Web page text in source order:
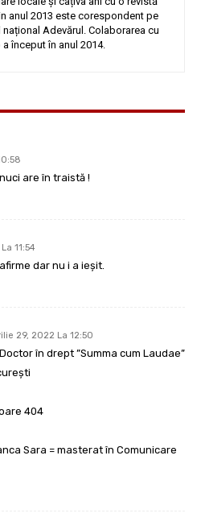
anul 2013 este corespondent pe
Adevărul. Colaborarea cu
început în anul 2014.
are în traistă !
11:54
dar nu i a ieșit.
29, 2022 La 12:50
în drept ”Summa cum Laudae”
404
Sara = masterat în Comunicare